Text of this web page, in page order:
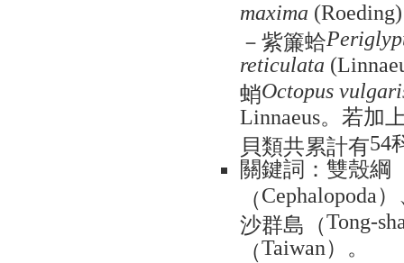
maxima (Roeding)
－紫簾蛤
reticulata
蛸Octopus
Linnaeus。若加
貝類共累計有54
關鍵詞：雙殼綱
（Cephalopoda）
沙群島（Tong-
（Taiwan）。